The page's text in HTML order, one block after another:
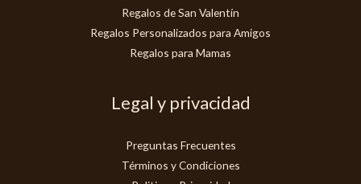
Regalos de San Valentín
Regalos Personalizados para Amigos
Regalos para Mamas
Legal y privacidad
Preguntas Frecuentes
Términos y Condiciones